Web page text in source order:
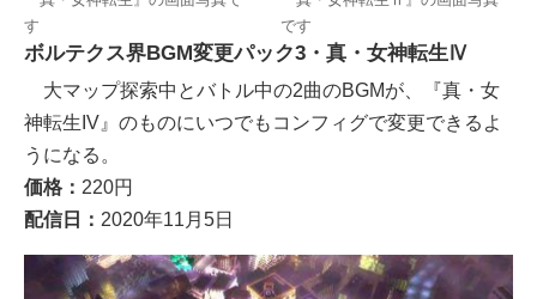
す
です
ボルテクス界BGM変更パック3・真・女神転生Ⅳ
大マップ探索中とバトル中の2曲のBGMが、『真・女
神転生IV』のものにいつでもコンフィグで変更できるよ
うになる。
価格： 220円
配信日： 2020年11月5日